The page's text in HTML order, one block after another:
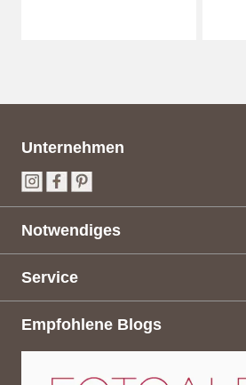
Unternehmen
Notwendiges
Service
Empfohlene Blogs